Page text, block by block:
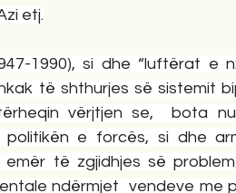
etj.
1990), si dhe “luftërat e
të shthurjes së sistemit
vërjtjen se,  bota
e forcës, si dhe
emër të zgjidhjes së
ndërmjet  vendeve me